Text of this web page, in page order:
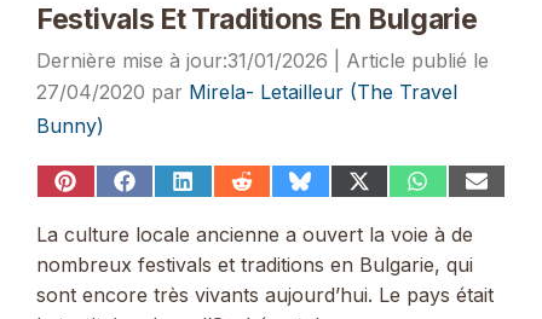
Festivals Et Traditions En Bulgarie
31/01/2026
27/04/2020 par Mirela- Letailleur (The Travel
Bunny)
Share
Pinterest
Share
Facebook
Share
LinkedIn
ShareShare
Bluesky
Share
X
(Twitter)
Share
WhatsApp
Share
La culture locale ancienne a ouvert la voie à de
nombreux festivals et traditions en Bulgarie, qui
sont encore très vivants aujourd’hui. Le pays était